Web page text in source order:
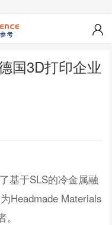
国3D打印企业
基于SLS的冷金属融
Headmade Materials